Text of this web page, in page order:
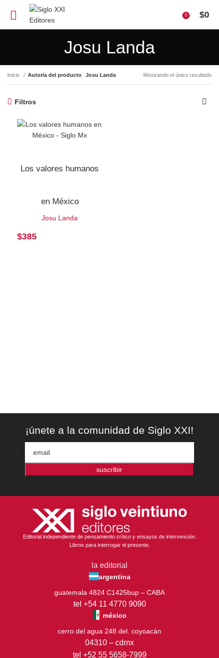
0 $0
Josu Landa
Inicio Autor/a del producto Josu Landa Mostrando el único resultado
Filtros
Los valores humanos
en México
Josu Landa
$385
¡únete a la comunidad de Siglo XXI!
suscribir
Editorial independiente de pensamiento crítico y ensayos de intervención.
Libros para interrogar el presente.
la editorial
argentina
guatemala 4824 C1425bup – CABA
tel +54 11 4770 9090
méxico
cerro del agua 248 del. coyoacán
04310 – cdmx
tel +52 55 5658-7999